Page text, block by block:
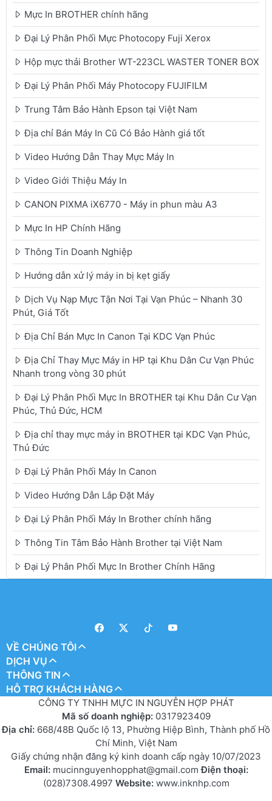
Mực In BROTHER chính hãng
Đại Lý Phân Phối Mực Photocopy Fuji Xerox
Hộp mực thải Brother WT-223CL WASTER TONER BOX
Đại Lý Phân Phối Máy Photocopy FUJIFILM
Trung Tâm Bảo Hành Epson tại Việt Nam
Địa chỉ Bán Máy In Cũ Có Bảo Hành giá tốt
Video Hướng Dẫn Thay Mực Máy In
Video Giới Thiệu Máy In
CANON PIXMA iX6770 - Máy in phun màu A3
Mực In HP Chính Hãng
Thông Tin Doanh Nghiệp
Hướng dẫn xử lý máy in bị kẹt giấy
Dịch Vụ Nạp Mực Tận Nơi Tại Vạn Phúc – Nhanh 30
Phút, Giá Tốt
Địa Chỉ Bán Mực In Canon Tại KDC Vạn Phúc
Địa Chỉ Thay Mực Máy in HP tại Khu Dân Cư Vạn Phúc
Nhanh trong vòng 30 phút
Đại Lý Phân Phối Mực In BROTHER tại Khu Dân Cư Vạn
Phúc, Thủ Đức, HCM
Địa chỉ thay mực máy in BROTHER tại KDC Vạn Phúc,
Thủ Đức
Đại Lý Phân Phối Máy In Canon
Video Hướng Dẫn Lắp Đặt Máy
Đại Lý Phân Phối Máy In Brother chính hãng
Thông Tin Tâm Bảo Hành Brother tại Việt Nam
Đại Lý Phân Phối Mực In Brother Chính Hãng
VỀ CHÚNG TÔI
DỊCH VỤ
THÔNG TIN
HỖ TRỢ KHÁCH HÀNG
CÔNG TY TNHH MỰC IN NGUYỄN HỢP PHÁT
Mã số doanh nghiệp: 0317923409
Địa chỉ: 668/48B Quốc lộ 13, Phường Hiệp Bình, Thành phố Hồ
Chí Minh, Việt Nam
Giấy chứng nhận đăng ký kinh doanh cấp ngày 10/07/2023
Email: mucinnguyenhopphat@gmail.comĐiện thoại:
(028)7308.4997 Website: www.inknhp.com